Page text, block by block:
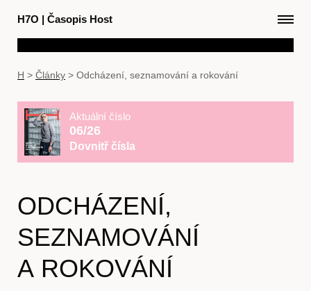
H7O | Časopis Host
H > Články > Odcházení, seznamování a rokování
Aktuální číslo
06/26
Dovnitř čísla
ODCHÁZENÍ,
SEZNAMOVÁNÍ
A ROKOVÁNÍ